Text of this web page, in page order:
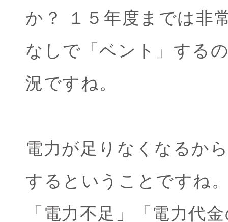
か？ １５年度までは非
なしで「ベント」する
況ですね。
電力が足りなくなるか
するということですね
「電力不足」「電力代